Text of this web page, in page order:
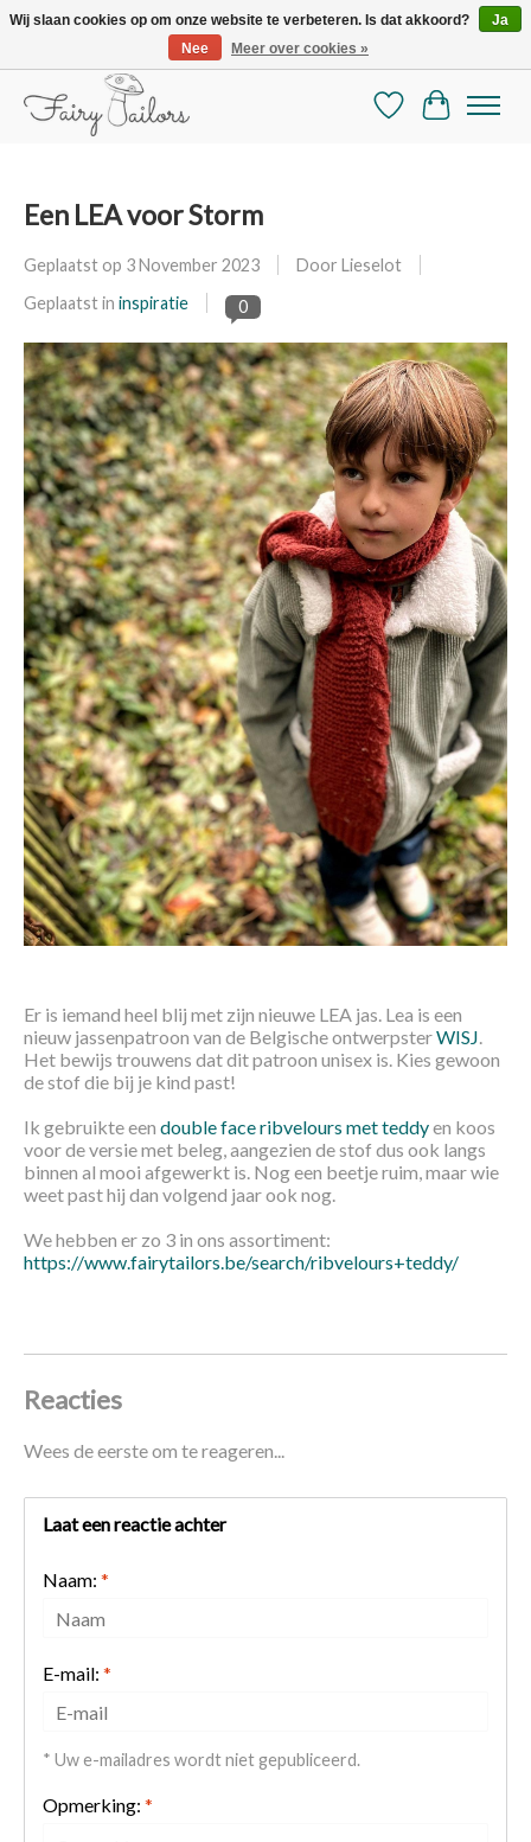
De mooiste online selectie stoffen en mercerie
Verlanglijst
Een LEA voor Storm
Geplaatst op 3 November 2023
Door Lieselot
Geplaatst in inspiratie 0
Er is iemand heel blij met zijn nieuwe LEA jas. Lea is een
nieuw jassenpatroon van de Belgische ontwerpsterWISJ
Het bewijs trouwens dat dit patroon unisex is. Kies gewoon
de stof die bij je kind past!
Ik gebruikte een double face ribvelours met teddyen koos
voor de versie met beleg, aangezien de stof dus ook langs
binnen al mooi afgewerkt is. Nog een beetje ruim, maar wie
weet past hij dan volgend jaar ook nog.
We hebben er zo 3 in ons assortiment:
https://www.fairytailors.be/search/ribvelours+teddy/
Reacties
Wees de eerste om te reageren...
Laat een reactie achter
Naam: *
E-mail: *
* Uw e-mailadres wordt niet gepubliceerd.
Opmerking: *
Wij slaan cookies op om onze website te verbeteren. Is dat akkoord?
Ja
Nee
Meer over cookies »